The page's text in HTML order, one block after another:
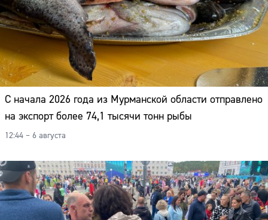
С начала 2026 года из Мурманской области отправлено
на экспорт более 74,1 тысячи тонн рыбы
12:44 – 6 августа